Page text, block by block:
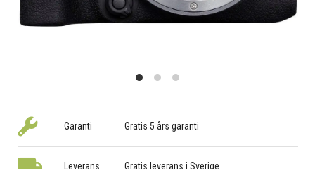
Garanti Gratis 5 års garanti
Leverans Gratis leverans i Sverige